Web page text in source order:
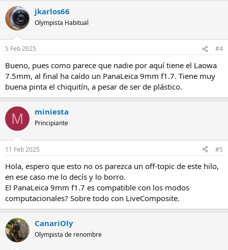
c
c
i
e
:
jkarlos66
Olympista Habitual
5 Feb 2025 #4
Bueno, pues como parece que nadie por aquí tiene el Laowa
7.5mm, al final ha caído un PanaLeica 9mm f1.7. Tiene muy
buena pinta el chiquitín, a pesar de ser de plástico.
M miniesta
Principiante
11 Feb 2025 #5
Hola, espero que esto no os parezca un off-topic de este hilo,
en ese caso me lo decís y lo borro.
El PanaLeica 9mm f1.7 es compatible con los modos
computacionales? Sobre todo con LiveComposite.
CanariOly
Olympista de renombre